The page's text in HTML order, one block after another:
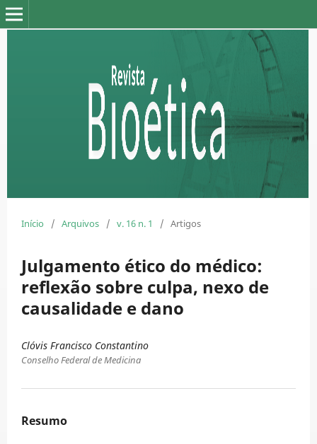
Início / Arquivos / v. 16 n. 1 / Artigos
Julgamento ético do médico:
reflexão sobre culpa, nexo de
causalidade e dano
Clóvis Francisco Constantino
Conselho Federal de Medicina
Resumo